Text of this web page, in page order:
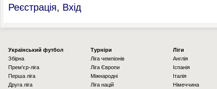
Реєстрація, Вхід
Українcький футбол
Збірна
Прем'єр-ліга
Перша ліга
Друга ліга
Турніри
Ліга чемпіонів
Ліга Європи
Міжнародні
Ліга націй
Ліги
Англія
Іспанія
Італія
Німеччина